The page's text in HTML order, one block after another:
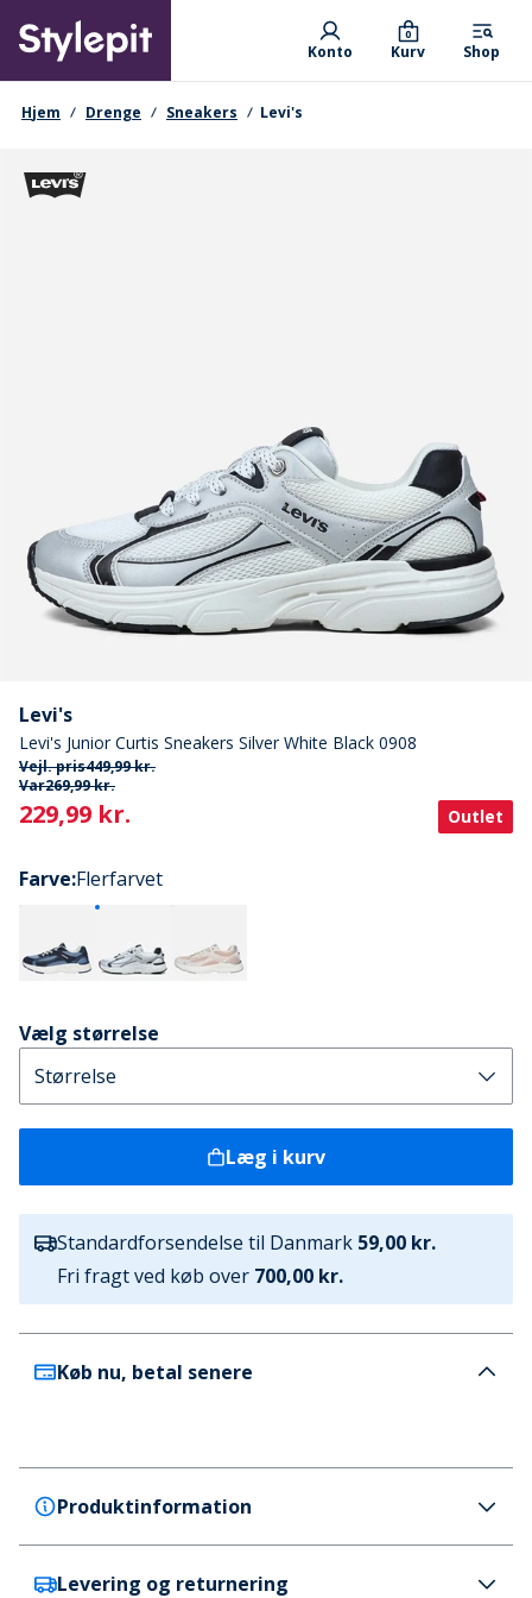
main
content
Primary departments
Konto Kurv
0
Shop
navigationssti
Hjem Drenge Sneakers Levi's
Levi's
Levi's Junior Curtis Sneakers Silver White Black 0908
Vejl. pris449,99 kr.
Var269,99 kr.
Current
229,99 kr. Outlet
Farve:Flerfarvet
Vælg størrelse
Læg i kurv
Standardforsendelse til Danmark 59,00 kr.
Fri fragt ved køb over 700,00 kr.
Køb nu, betal senere
Produktinformation
Levi's
Levering og returnering